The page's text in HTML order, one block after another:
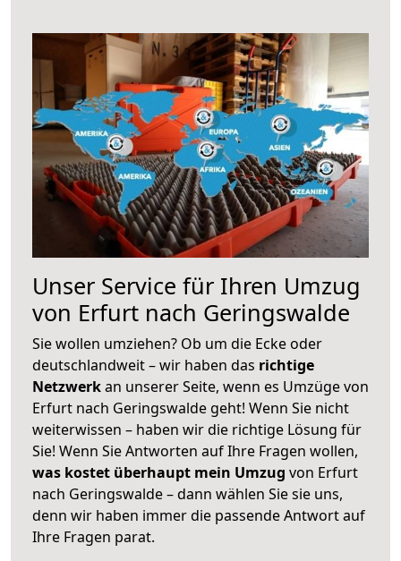
Unser Service für Ihren Umzug
von Erfurt nach Geringswalde
Sie wollen umziehen? Ob um die Ecke oder
deutschlandweit – wir haben das richtige
Netzwerkan unserer Seite, wenn es Umzüge von
Erfurt nach Geringswalde geht! Wenn Sie nicht
weiterwissen – haben wir die richtige Lösung für
Sie! Wenn Sie Antworten auf Ihre Fragen wollen,
was kostet überhaupt mein Umzug von Erfurt
nach Geringswalde – dann wählen Sie sie uns,
denn wir haben immer die passende Antwort auf
Ihre Fragen parat.